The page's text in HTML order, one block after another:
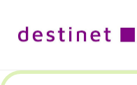
Inhalt
springen